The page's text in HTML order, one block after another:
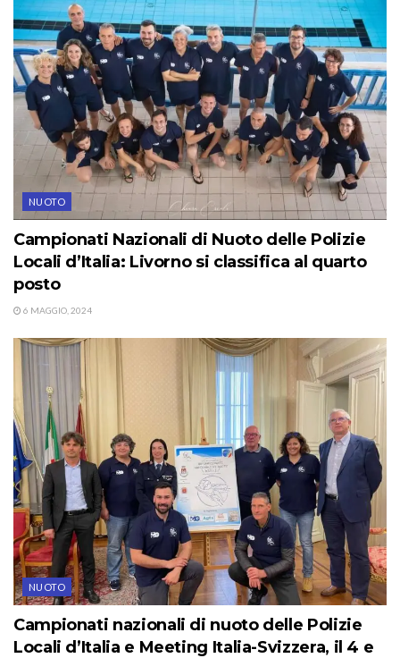
NUOTO
Campionati Nazionali di Nuoto delle Polizie
Locali d’Italia: Livorno si classifica al quarto
posto
6 MAGGIO, 2024
NUOTO
Campionati nazionali di nuoto delle Polizie
Locali d’Italia e Meeting Italia-Svizzera, il 4 e